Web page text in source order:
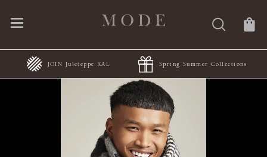
JOIN Juleteppe KAL Spring Summer Collections